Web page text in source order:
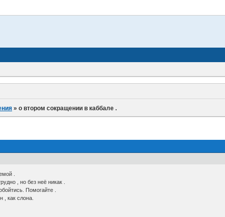
»о втором сокращении в каббале .
.
, но без неё никак .
Помогайте .
, как слона.